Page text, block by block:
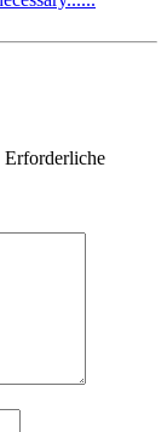
Erforderliche